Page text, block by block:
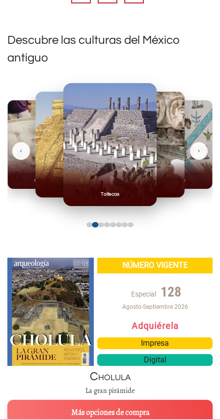
Descubre las culturas del México
antiguo
Toltecas
Mexicas
Olmecas
‹ ›
NÚMERO VIGENTE
Especial 128
Agosto-Septiembre 2026
Adquiérela
Impresa
Digital
Cholula
La gran pirámide
Más opciones de compra